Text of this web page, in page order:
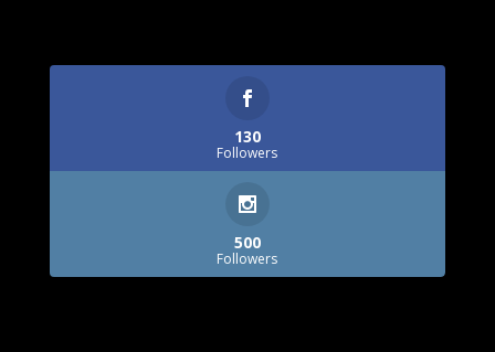
130
Followers
500
Followers